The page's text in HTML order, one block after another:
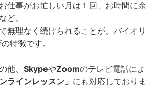
仕事がお忙しい月は１回、お時間に余
ど、
無理なく続けられることが、バイオリ
特徴です。
他、 SkypeやZoomのテレビ電話によ
ラインレッスン」 にも対応しておりま